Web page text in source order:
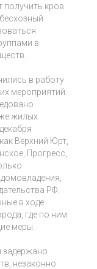
получить кров
в
в работу
мероприятий.
жилых
Верхний Юрт,
Прогресс,
РФ.
в ходе
где по ним
меры.
задержано
незаконно